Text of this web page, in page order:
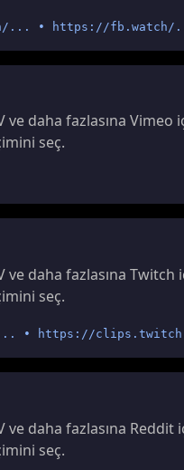
... • https://fb.watch/
ve daha fazlasına
seç.
ve daha fazlasına
seç.
... • https://
ve daha fazlasına
seç.